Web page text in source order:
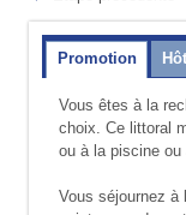
Promotion
Vous êtes à la
choix. Ce littoral
ou à la piscine ou
Vous séjournez à